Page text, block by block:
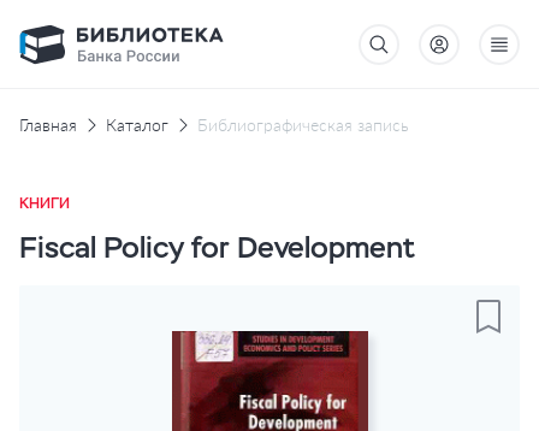
Главная Каталог Библиографическая запись
КНИГИ
Fiscal Policy for Development